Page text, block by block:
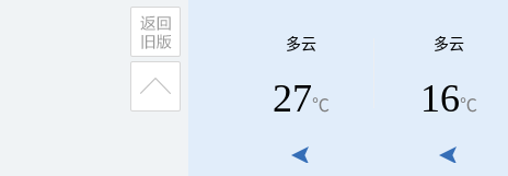
多云
27℃
多云
16℃